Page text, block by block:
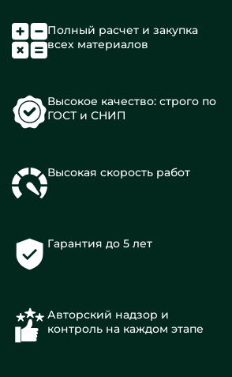
Полный расчет и закупка
всех материалов
Высокое качество: строго по
ГОСТ и СНИП
Высокая скорость работ
Гарантия до 5 лет
Авторский надзор и
контроль на каждом этапе